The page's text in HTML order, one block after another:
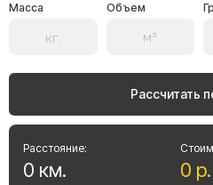
Масса Объем
Рассчитать
0 р.
Расстояние:
0 км.